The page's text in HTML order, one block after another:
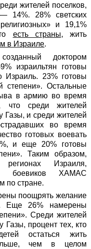
жителей поселков,
14%. 28% светских
и 19,1%
есть страны, жить
в Израиле.
доктором
израильтян готовы
Израиль. 23% готовы
степени». Остальные
в армию во время
что среди жителей
Газы, и среди жителей
во время
готовых воевать
и еще 20% готовы
Таким образом,
Израиля,
боевиков ХАМАС
по стране.
поощрять желание
Еще 26% намерены
Среди жителей
Газы, процент тех, кто
остаться жить
чем в целом